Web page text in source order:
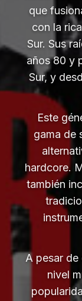
que
con la
Sur. Sus
años 80 y
Sur, y
Este
gama de
hardcore.
también
A pesar de
nivel